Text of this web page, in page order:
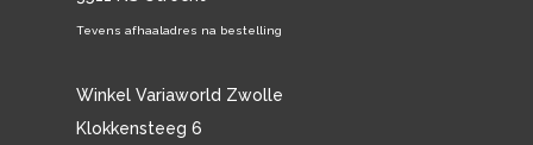
Tevens afhaaladres na bestelling
Winkel Variaworld Zwolle
Klokkensteeg 6